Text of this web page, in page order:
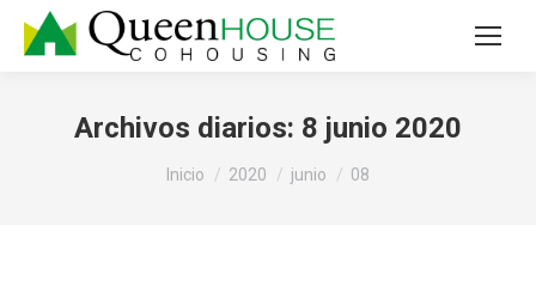
Archivos diarios: 8 junio 2020
Estás aquí:
Inicio 2020 junio 08